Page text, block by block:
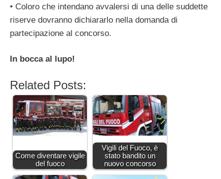
• Coloro che intendano avvalersi di una delle suddette
riserve dovranno dichiararlo nella domanda di
partecipazione al concorso.
In bocca al lupo!
Related Posts:
Come diventare vigile
del fuoco
Vigili del Fuoco, è
stato bandito un
nuovo concorso